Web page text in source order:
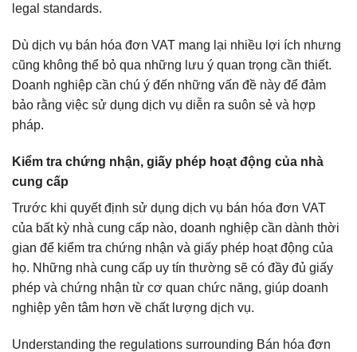
legal standards.
Dù dịch vụ bán hóa đơn VAT mang lại nhiều lợi ích nhưng
cũng không thể bỏ qua những lưu ý quan trọng cần thiết.
Doanh nghiệp cần chú ý đến những vấn đề này để đảm
bảo rằng việc sử dụng dịch vụ diễn ra suôn sẻ và hợp
pháp.
Kiểm tra chứng nhận, giấy phép hoạt động của nhà
cung cấp
Trước khi quyết định sử dụng dịch vụ bán hóa đơn VAT
của bất kỳ nhà cung cấp nào, doanh nghiệp cần dành thời
gian để kiểm tra chứng nhận và giấy phép hoạt động của
họ. Những nhà cung cấp uy tín thường sẽ có đầy đủ giấy
phép và chứng nhận từ cơ quan chức năng, giúp doanh
nghiệp yên tâm hơn về chất lượng dịch vụ.
Understanding the regulations surrounding Bán hóa đơn